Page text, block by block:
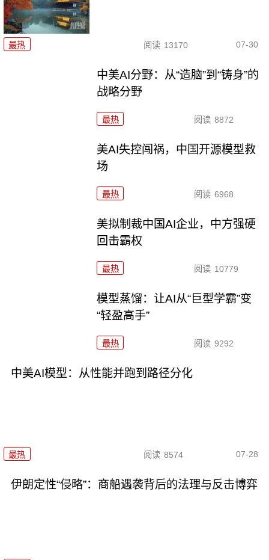
最热 阅读 13170 07-30
中美AI分野：从“造脑”到“铸身”的
战略分野
最热 阅读 8872
美AI失控闯祸，中国开源模型救
场
最热 阅读 6968
美拟制裁中国AI企业，中方强硬
回击霸权
最热 阅读 10779
模型蒸馏：让AI从“巨型学霸”变
“轻盈高手”
最热 阅读 9292
中美AI模型：从性能并跑到路径分化
最热 阅读 8574 07-28
伊朗定性“侵略”：商船遇袭背后的法理与反击博弈